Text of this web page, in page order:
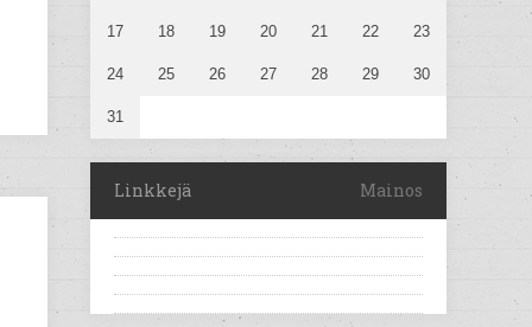
17 18 19 20 21 22 23
24 25 26 27 28 29 30
31
Linkkejä Mainos